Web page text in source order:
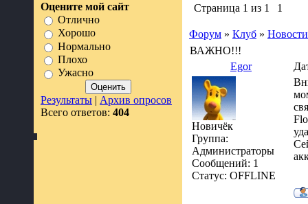
Оцените мой сайт
Отлично
Хорошо
Нормально
Плохо
Ужасно
Результаты | Архив опросов
Всего ответов: 404
Страница 1 из 1 1
Форум » Клуб » Новости
ВАЖНО!!!
Egor
Новичёк
Группа:
Администраторы
Сообщений: 1
Статус: OFFLINE